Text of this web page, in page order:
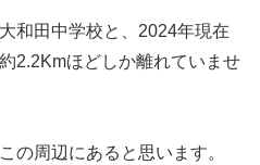
和田中学校と、2024年現在
2.2Kmほどしか離れていませ
の周辺にあると思います。